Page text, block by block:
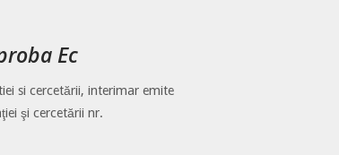
Ec
si cercetării, interimar emite
şi cercetării nr.